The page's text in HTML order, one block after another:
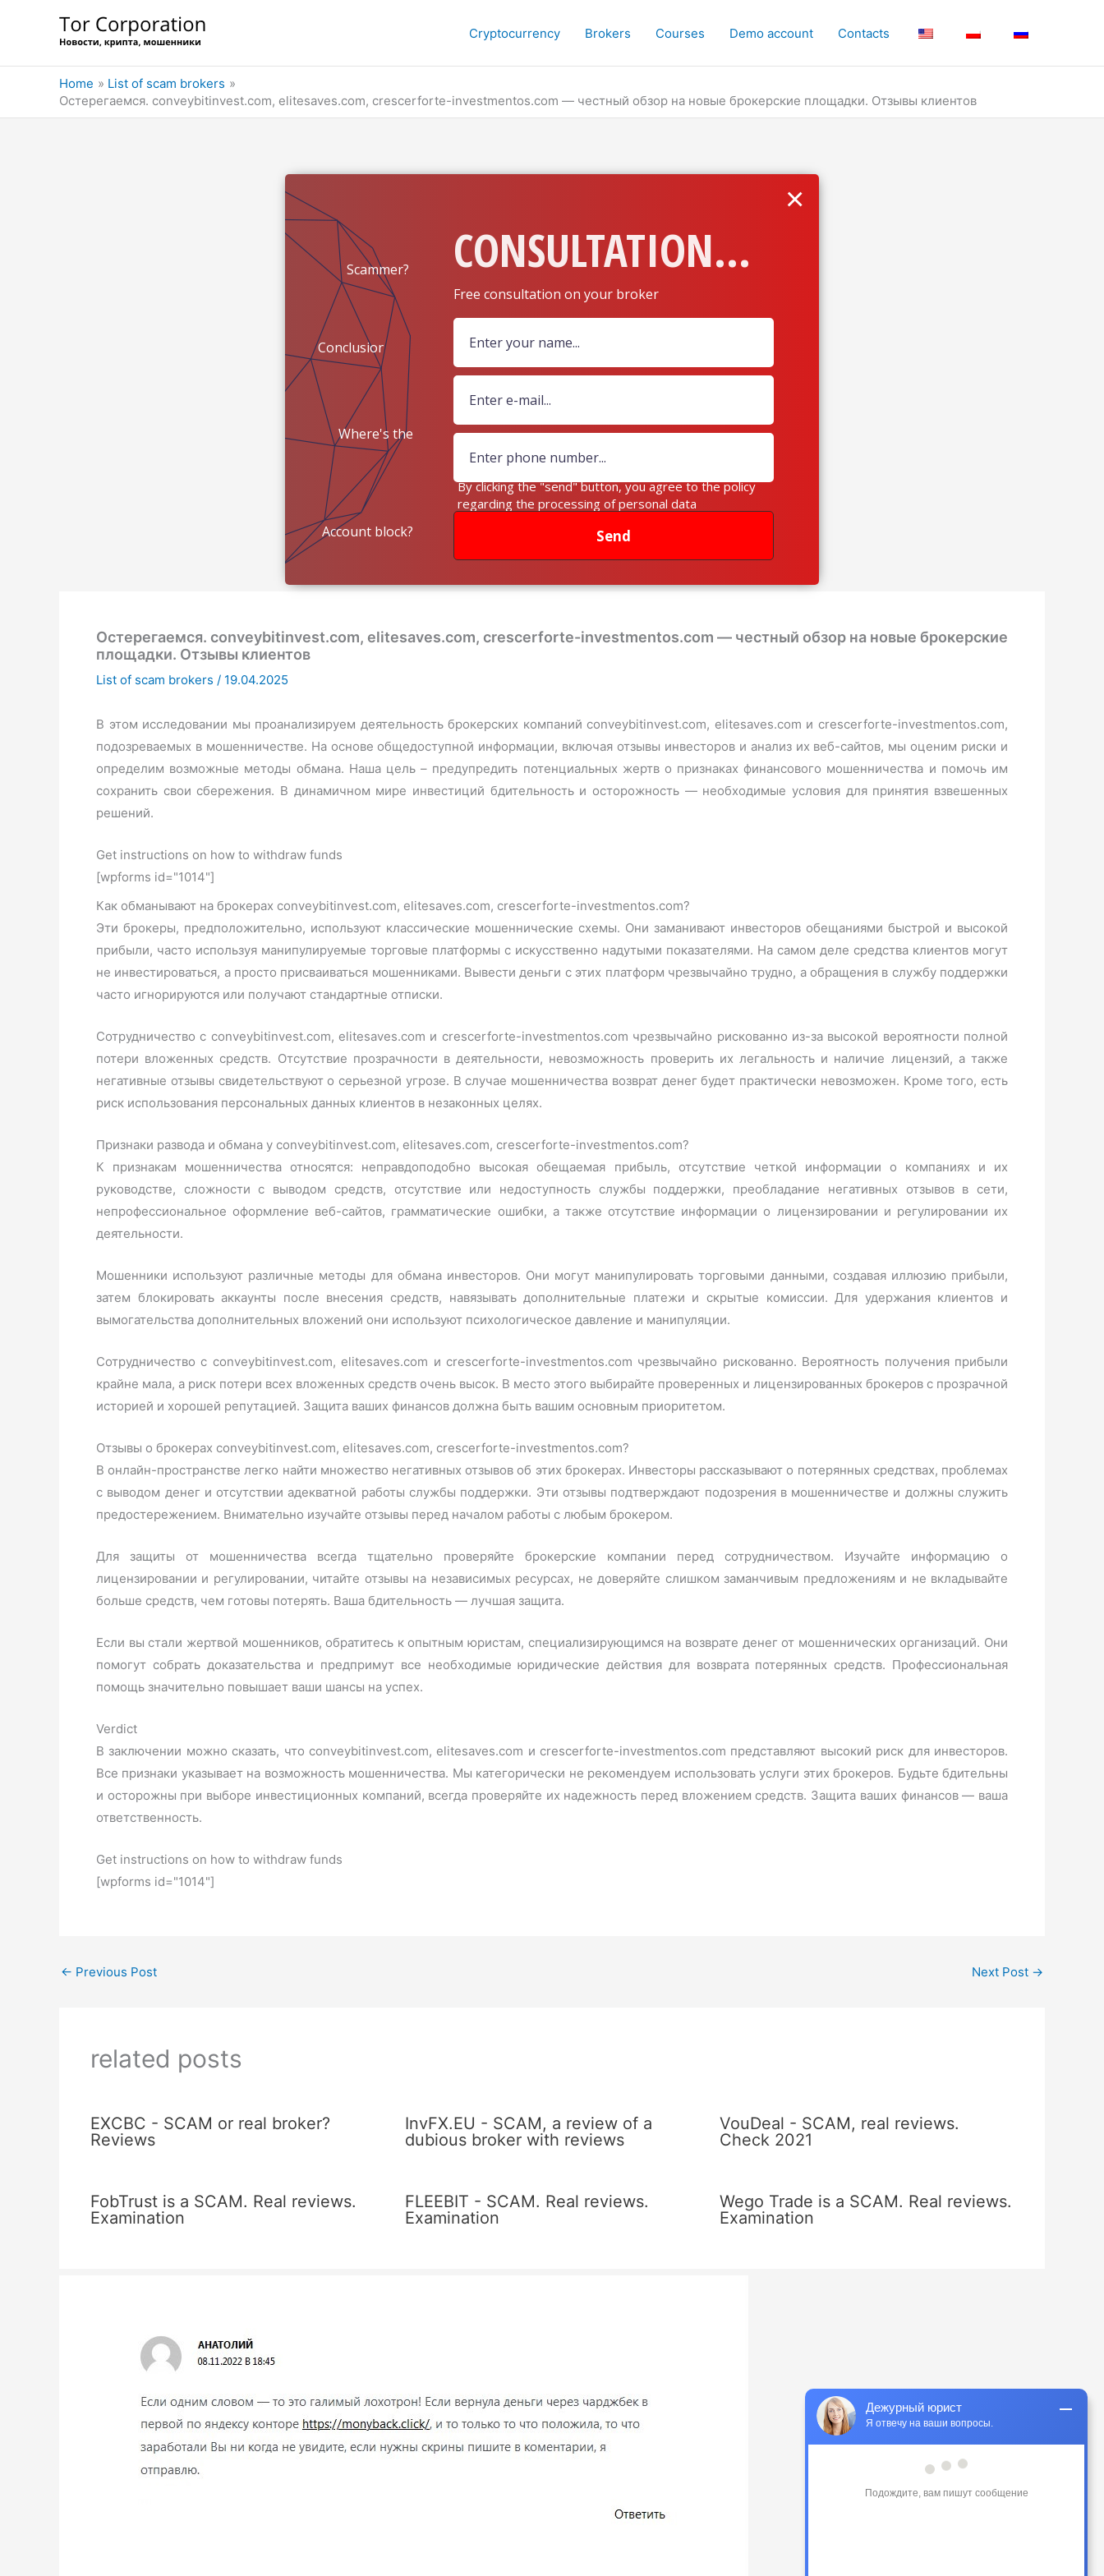
Cryptocurrency Brokers Courses Demo account Contacts
Home
List of scam brokers
Остерегаемся. conveybitinvest.com, elitesaves.com, crescerforte-investmentos.com — честный обзор на новые брокерские площадки. Отзывы клиентов
CONSULTATION...
Free consultation on your broker
Scammer?
Conclusion?
Where's the
money?
Account block? Send
×
By clicking the "send" button, you agree to the policy
regarding the processing of personal data
Остерегаемся. conveybitinvest.com, elitesaves.com, crescerforte-investmentos.com — честный обзор на новые брокерские
площадки. Отзывы клиентов
List of scam brokers / 19.04.2025
В этом исследовании мы проанализируем деятельность брокерских компаний conveybitinvest.com, elitesaves.com и crescerforte-investmentos.com,
подозреваемых в мошенничестве. На основе общедоступной информации, включая отзывы инвесторов и анализ их веб-сайтов, мы оценим риски и
определим возможные методы обмана. Наша цель – предупредить потенциальных жертв о признаках финансового мошенничества и помочь им
сохранить свои сбережения. В динамичном мире инвестиций бдительность и осторожность — необходимые условия для принятия взвешенных
решений.
Get instructions on how to withdraw funds
[wpforms id="1014"]
Как обманывают на брокерах conveybitinvest.com, elitesaves.com, crescerforte-investmentos.com?
Эти брокеры, предположительно, используют классические мошеннические схемы. Они заманивают инвесторов обещаниями быстрой и высокой
прибыли, часто используя манипулируемые торговые платформы с искусственно надутыми показателями. На самом деле средства клиентов могут
не инвестироваться, а просто присваиваться мошенниками. Вывести деньги с этих платформ чрезвычайно трудно, а обращения в службу поддержки
часто игнорируются или получают стандартные отписки.
Сотрудничество с conveybitinvest.com, elitesaves.com и crescerforte-investmentos.com чрезвычайно рискованно из-за высокой вероятности полной
потери вложенных средств. Отсутствие прозрачности в деятельности, невозможность проверить их легальность и наличие лицензий, а также
негативные отзывы свидетельствуют о серьезной угрозе. В случае мошенничества возврат денег будет практически невозможен. Кроме того, есть
риск использования персональных данных клиентов в незаконных целях.
Признаки развода и обмана у conveybitinvest.com, elitesaves.com, crescerforte-investmentos.com?
К признакам мошенничества относятся: неправдоподобно высокая обещаемая прибыль, отсутствие четкой информации о компаниях и их
руководстве, сложности с выводом средств, отсутствие или недоступность службы поддержки, преобладание негативных отзывов в сети,
непрофессиональное оформление веб-сайтов, грамматические ошибки, а также отсутствие информации о лицензировании и регулировании их
деятельности.
Мошенники используют различные методы для обмана инвесторов. Они могут манипулировать торговыми данными, создавая иллюзию прибыли,
затем блокировать аккаунты после внесения средств, навязывать дополнительные платежи и скрытые комиссии. Для удержания клиентов и
вымогательства дополнительных вложений они используют психологическое давление и манипуляции.
Сотрудничество с conveybitinvest.com, elitesaves.com и crescerforte-investmentos.com чрезвычайно рискованно. Вероятность получения прибыли
крайне мала, а риск потери всех вложенных средств очень высок. В место этого выбирайте проверенных и лицензированных брокеров с прозрачной
историей и хорошей репутацией. Защита ваших финансов должна быть вашим основным приоритетом.
Отзывы о брокерах conveybitinvest.com, elitesaves.com, crescerforte-investmentos.com?
В онлайн-пространстве легко найти множество негативных отзывов об этих брокерах. Инвесторы рассказывают о потерянных средствах, проблемах
с выводом денег и отсутствии адекватной работы службы поддержки. Эти отзывы подтверждают подозрения в мошенничестве и должны служить
предостережением. Внимательно изучайте отзывы перед началом работы с любым брокером.
Для защиты от мошенничества всегда тщательно проверяйте брокерские компании перед сотрудничеством. Изучайте информацию о
лицензировании и регулировании, читайте отзывы на независимых ресурсах, не доверяйте слишком заманчивым предложениям и не вкладывайте
больше средств, чем готовы потерять. Ваша бдительность — лучшая защита.
Если вы стали жертвой мошенников, обратитесь к опытным юристам, специализирующимся на возврате денег от мошеннических организаций. Они
помогут собрать доказательства и предпримут все необходимые юридические действия для возврата потерянных средств. Профессиональная
помощь значительно повышает ваши шансы на успех.
Verdict
В заключении можно сказать, что conveybitinvest.com, elitesaves.com и crescerforte-investmentos.com представляют высокий риск для инвесторов.
Все признаки указывает на возможность мошенничества. Мы категорически не рекомендуем использовать услуги этих брокеров. Будьте бдительны
и осторожны при выборе инвестиционных компаний, всегда проверяйте их надежность перед вложением средств. Защита ваших финансов — ваша
ответственность.
Get instructions on how to withdraw funds
[wpforms id="1014"]
← Previous Post Next Post →
related posts
EXCBC - SCAM or real broker?
Reviews
InvFX.EU - SCAM, a review of a
dubious broker with reviews
VouDeal - SCAM, real reviews.
Check 2021
FobTrust is a SCAM. Real reviews.
Examination
FLEEBIT - SCAM. Real reviews.
Examination
Wego Trade is a SCAM. Real reviews.
Examination
Дежурный юрист
Я отвечу на ваши вопросы.
Подождите, вам пишут сообщение